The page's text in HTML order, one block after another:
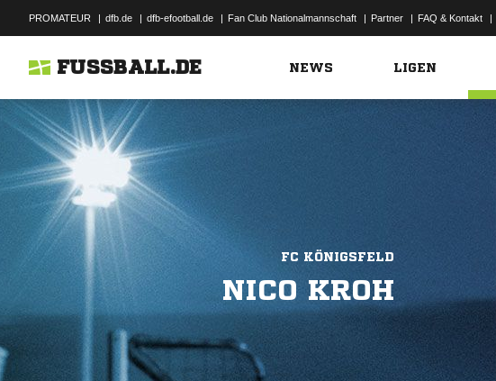
PROMATEUR | dfb.de | dfb-efootball.de | Fan Club Nationalmannschaft | Partner | FAQ & Kontakt |
FUSSBALL.DE NEWS LIGEN
FC KÖNIGSFELD
NICO KROH